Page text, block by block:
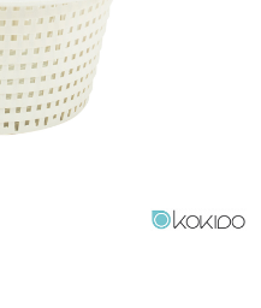
бассейнов
Запчасти,
Тепловые
Гейзеры
Зонты и
Пульты
Запчасти и